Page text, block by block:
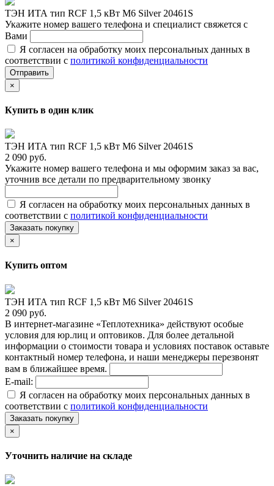
ТЭН ИТА тип RCF 1,5 кВт M6 Silver 20461S
Укажите номер вашего телефона и специалист свяжется с
Вами
Я согласен на обработку моих персональных данных в
соответствии с политикой конфиденциальности
Отправить
×
Купить в один клик
ТЭН ИТА тип RCF 1,5 кВт M6 Silver 20461S
2 090 руб.
Укажите номер вашего телефона и мы оформим заказ за вас,
уточнив все детали по предварительному звонку
Я согласен на обработку моих персональных данных в
соответствии с политикой конфиденциальности
Заказать покупку
×
Купить оптом
ТЭН ИТА тип RCF 1,5 кВт M6 Silver 20461S
2 090 руб.
В интернет-магазине «Теплотехника» действуют особые
условия для юр.лиц и оптовиков. Для более детальной
информации о стоимости товара и условиях поставок оставьте
контактный номер телефона, и наши менеджеры перезвонят
вам в ближайшее время.
E-mail:
Я согласен на обработку моих персональных данных в
соответствии с политикой конфиденциальности
Заказать покупку
×
Уточнить наличие на складе